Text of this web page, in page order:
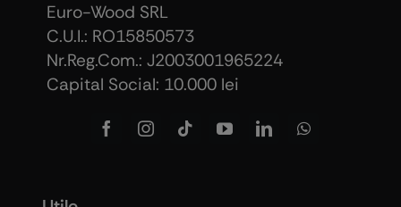
Euro-Wood SRL
C.U.I.: RO15850573
Nr.Reg.Com.: J2003001965224
Capital Social: 10.000 lei